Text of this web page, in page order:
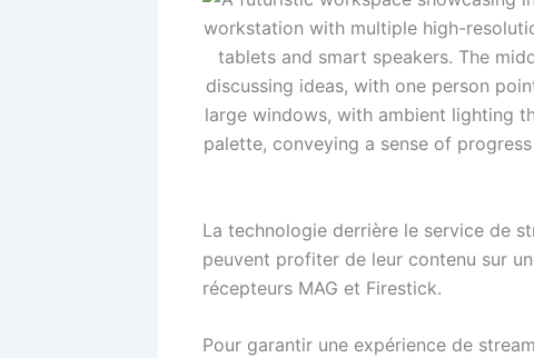
La technologie derrière le service de
peuvent profiter de leur contenu sur
récepteurs MAG et Firestick.
Pour garantir une expérience de